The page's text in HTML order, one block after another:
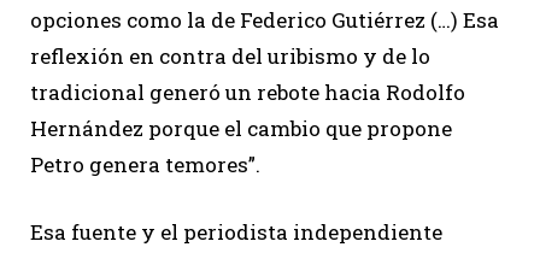
opciones como la de Federico Gutiérrez (…) Esa
reflexión en contra del uribismo y de lo
tradicional generó un rebote hacia Rodolfo
Hernández porque el cambio que propone
Petro genera temores”.
Esa fuente y el periodista independiente